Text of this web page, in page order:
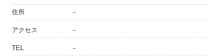
住所 －
アクセス －
TEL －